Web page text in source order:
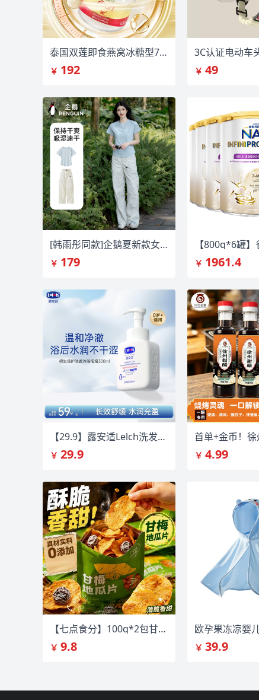
泰国双莲即食燕窝冰糖型75ml*6瓶*2盒
￥ 192 ￥ 49
[韩雨彤同款]企鹅夏新款女款防晒速干工装裤
￥ 179 ￥ 1961.4
【29.9】露安适Lelch洗发沐浴二合一
￥ 29.9 ￥ 4.99
【七点食分】100g*2包甘梅酥脆红薯片
￥ 9.8 ￥ 39.9